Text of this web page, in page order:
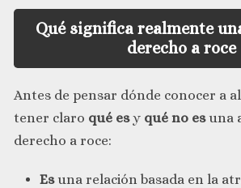
Qué significa realmente
derecho a roce
Antes de pensar dónde conocer a
tener claro qué esy qué no esuna
derecho a roce:
Esuna relación basada en la